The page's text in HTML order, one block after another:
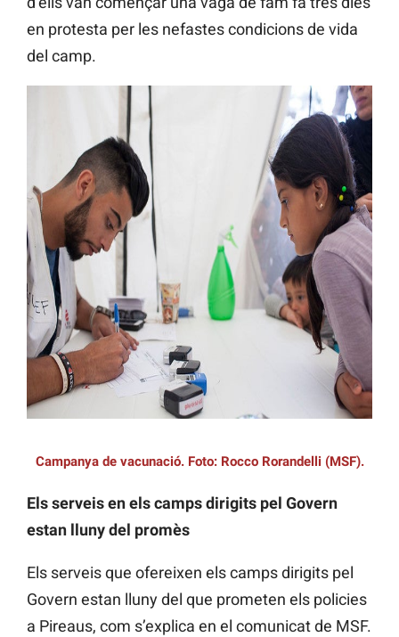
en protesta per les nefastes condicions de vida
del camp.
Campanya de vacunació. Foto: Rocco Rorandelli (MSF).
Els serveis en els camps dirigits pel Govern
estan lluny del promès
Els serveis que ofereixen els camps dirigits pel
Govern estan lluny del que prometen els policies
a Pireaus, com s’explica en el comunicat de MSF.